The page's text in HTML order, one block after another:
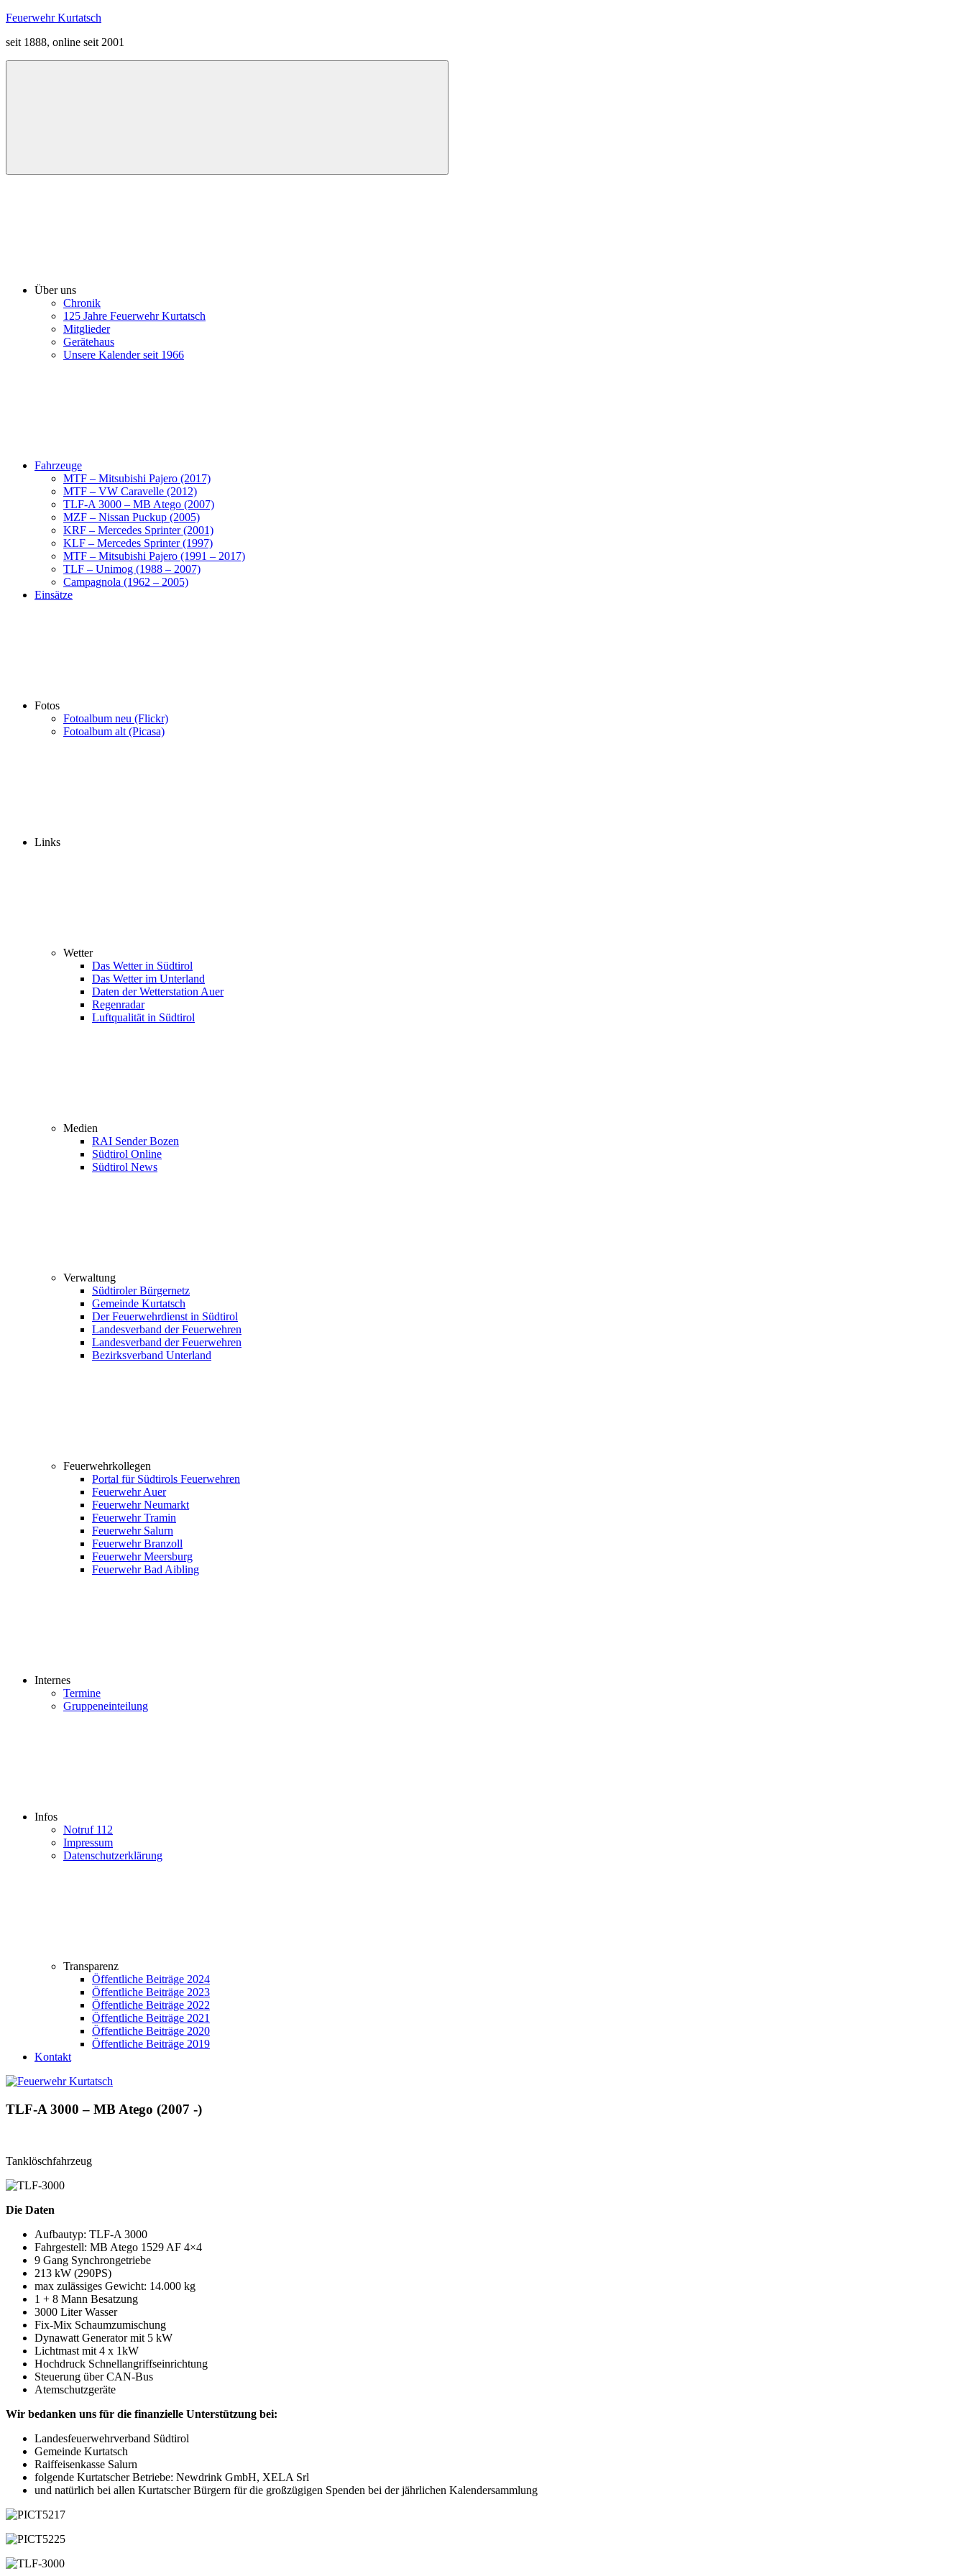
Zum
springen
Feuerwehr Kurtatsch
seit 1888, online seit 2001
Menü
Über uns
Chronik
125 Jahre Feuerwehr Kurtatsch
Mitglieder
Gerätehaus
Unsere Kalender seit 1966
Fahrzeuge
MTF – Mitsubishi Pajero (2017)
MTF – VW Caravelle (2012)
TLF-A 3000 – MB Atego (2007)
MZF – Nissan Puckup (2005)
KRF – Mercedes Sprinter (2001)
KLF – Mercedes Sprinter (1997)
MTF – Mitsubishi Pajero (1991 – 2017)
TLF – Unimog (1988 – 2007)
Campagnola (1962 – 2005)
Einsätze
Fotos
Fotoalbum neu (Flickr)
Fotoalbum alt (Picasa)
Links
Wetter
Das Wetter in Südtirol
Das Wetter im Unterland
Daten der Wetterstation Auer
Regenradar
Luftqualität in Südtirol
Medien
RAI Sender Bozen
Südtirol Online
Südtirol News
Verwaltung
Südtiroler Bürgernetz
Gemeinde Kurtatsch
Der Feuerwehrdienst in Südtirol
Landesverband der Feuerwehren
Landesverband der Feuerwehren
Bezirksverband Unterland
Feuerwehrkollegen
Portal für Südtirols Feuerwehren
Feuerwehr Auer
Feuerwehr Neumarkt
Feuerwehr Tramin
Feuerwehr Salurn
Feuerwehr Branzoll
Feuerwehr Meersburg
Feuerwehr Bad Aibling
Internes
Termine
Gruppeneinteilung
Infos
Notruf 112
Impressum
Datenschutzerklärung
Transparenz
Öffentliche Beiträge 2024
Öffentliche Beiträge 2023
Öffentliche Beiträge 2022
Öffentliche Beiträge 2021
Öffentliche Beiträge 2020
Öffentliche Beiträge 2019
Kontakt
TLF-A 3000 – MB Atego (2007 -)
Tanklöschfahrzeug
Die Daten
Aufbautyp: TLF-A 3000
Fahrgestell: MB Atego 1529 AF 4×4
9 Gang Synchrongetriebe
213 kW (290PS)
max zulässiges Gewicht: 14.000 kg
1 + 8 Mann Besatzung
3000 Liter Wasser
Fix-Mix Schaumzumischung
Dynawatt Generator mit 5 kW
Lichtmast mit 4 x 1kW
Hochdruck Schnellangriffseinrichtung
Steuerung über CAN-Bus
Atemschutzgeräte
Wir bedanken uns für die finanzielle Unterstützung bei:
Landesfeuerwehrverband Südtirol
Gemeinde Kurtatsch
Raiffeisenkasse Salurn
folgende Kurtatscher Betriebe: Newdrink GmbH, XELA Srl
und natürlich bei allen Kurtatscher Bürgern für die großzügigen Spenden bei der jährlichen Kalendersammlung